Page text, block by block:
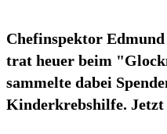
Chefinspektor Edmund
trat heuer beim
sammelte dabei
Kinderkrebshilfe. Jetzt